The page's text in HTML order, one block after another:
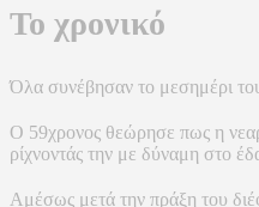
Το χρονικό
Όλα συνέβησαν το μεσημέρι
Ο 59χρονος θεώρησε πως η
ρίχνοντάς την με δύναμη στο
Αμέσως μετά την πράξη του